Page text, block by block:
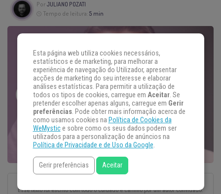
Por JULIANO POZATI
Tempo de leitura: 5 min
Esse texto foi escrito com todo o cuidado e carinho por um autor convidado.
Esta página web utiliza cookies necessários,
estatísticos e de marketing, para melhorar a
experiência de navegação do Utilizador, apresentar
acções de marketing do seu interesse e elaborar
análises estatísticas. Para permitir a utilização de
todos os tipos de cookies, carregue em Aceitar. Se
pretender escolher apenas alguns, carregue em Gerir
preferências. Pode obter mais informação acerca de
como usamos cookies na Política de Cookies da
WeMystice sobre como os seus dados podem ser
utilizados para a personalização de anúncios na
Política de Privacidade e de Uso da Google.
Gerir preferências Aceitar